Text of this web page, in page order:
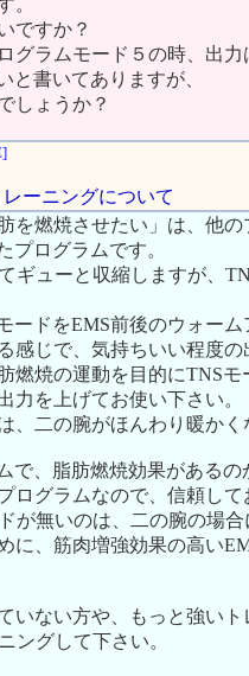
。
ですか？
グラムモード５の時、出
と書いてありますが、
しょうか？
ーニングについて
を燃焼させたい」は、他
プログラムです。
ギューと収縮しますが、
ードをEMS前後のウォー
感じで、気持ちいい程度
燃焼の運動を目的にTNS
力を上げてお使い下さい。
、二の腕がほんわり暖か
で、脂肪燃焼効果がある
ログラムなので、信頼し
が無いのは、二の腕の場
に、筋肉増強効果の高い
いない方や、もっと強い
ングして下さい。